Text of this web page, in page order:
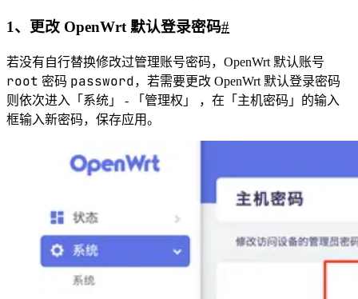
1、更改 OpenWrt 默认登录密码#
若没有自行替换修改过管理账号密码，Open­Wrt 默认账号
root 密码 password，若需要更改 OpenWrt 默认登录密码
则依次进入「系统」 - 「管理权」 ，在「主机密码」的输入
框输入新密码，保存应用。